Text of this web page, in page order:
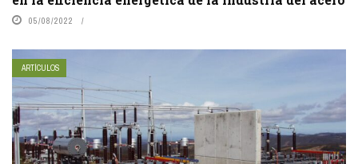
05/08/2022
ARTÍCULOS